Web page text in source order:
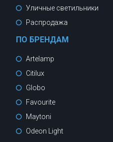
Уличные светильники
Распродажа
ПО БРЕНДАМ
Artelamp
Citilux
Globo
Favourite
Maytoni
Odeon Light